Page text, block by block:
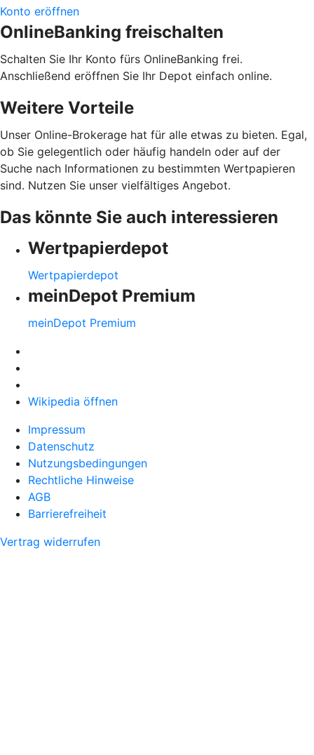
Konto eröffnen
OnlineBanking freischalten
Schalten Sie Ihr Konto fürs OnlineBanking frei.
Anschließend eröffnen Sie Ihr Depot einfach online.
Weitere Vorteile
Unser Online-Brokerage hat für alle etwas zu bieten. Egal,
ob Sie gelegentlich oder häufig handeln oder auf der
Suche nach Informationen zu bestimmten Wertpapieren
sind. Nutzen Sie unser vielfältiges Angebot.
Das könnte Sie auch interessieren
Wertpapierdepot
Wertpapierdepot
meinDepot Premium
meinDepot Premium
Wikipedia öffnen
Impressum
Datenschutz
Nutzungsbedingungen
Rechtliche Hinweise
AGB
Barrierefreiheit
Vertrag widerrufen